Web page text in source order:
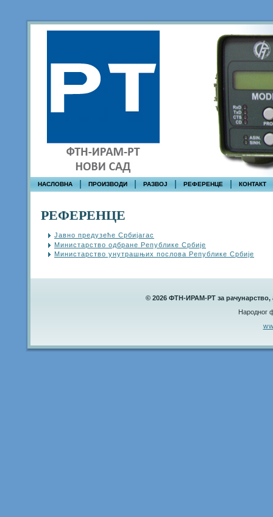
НАСЛОВНА ПРОИЗВОДИ РАЗВОЈ РЕФЕРЕНЦЕ КОНТАКТ
РЕФЕРЕНЦЕ
Јавно предузеће Србијагас
Министарство одбране Републике Србије
Министарство унутрашњих послова Републике Србије
© 2026 ФТН-ИРАМ-РТ за
Народног